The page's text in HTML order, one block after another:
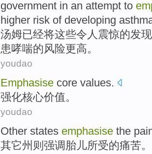
government in an attempt to
higher risk of developing
汤姆已经将这些令人震惊的发
患哮喘的风险更高。
youdao
Emphasise core values.
强化核心价值。
youdao
Other states emphasise the
其它州 则强调 胎儿所受的痛苦。